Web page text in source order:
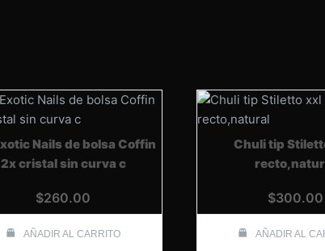
Nails de bolsa Coffin
2x cristal sin curva c
$260.00
AÑADIR AL CARRITO
Chuli tip
$300.00
AÑADIR AL